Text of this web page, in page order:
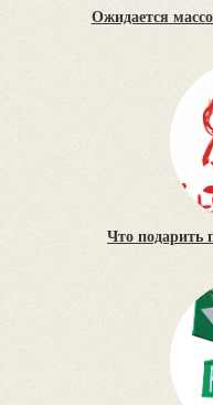
Ожидается
Что подарить